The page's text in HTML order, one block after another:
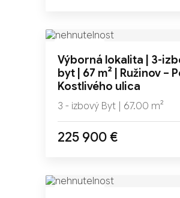
TOP
Výborná lokalita | 3-
byt | 67 m² | Ružinov –
Kostlivého ulica
3 - izbový Byt | 67.00 m²
225 900 €